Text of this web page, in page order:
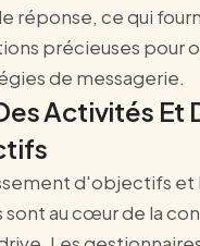
réponse, ce qui
précieuses pour
de messagerie.
Activités Et
d'objectifs et
sont au cœur de la